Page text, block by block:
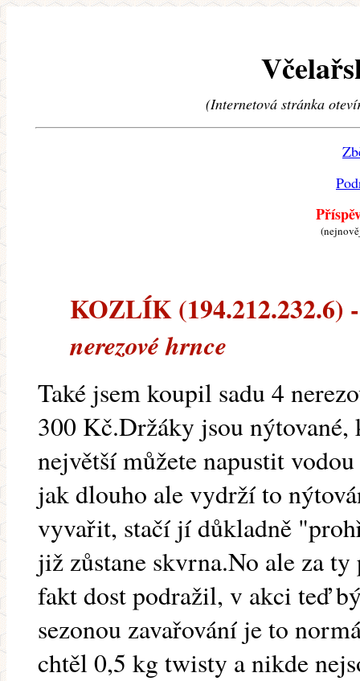
(Internetová stránka
KOZLÍK (194.212.232.6)
nerezové hrnce
Také jsem koupil sadu 4
300 Kč.Držáky jsou
největší můžete napustit
jak dlouho ale vydrží to
vyvařit, stačí jí důkladně
již zůstane skvrna.No ale za
fakt dost podražil, v akci teď
sezonou zavařování je to
chtěl 0,5 kg twisty a nikde